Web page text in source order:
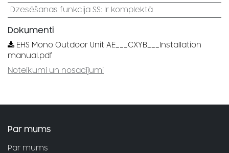
Dzesēšanas funkcija SS: Ir komplektā
Dokumenti
EHS Mono Outdoor Unit AE___CXYB___Installation
manual.pdf
Noteikumi un nosacījumi
Par mums
Par mums